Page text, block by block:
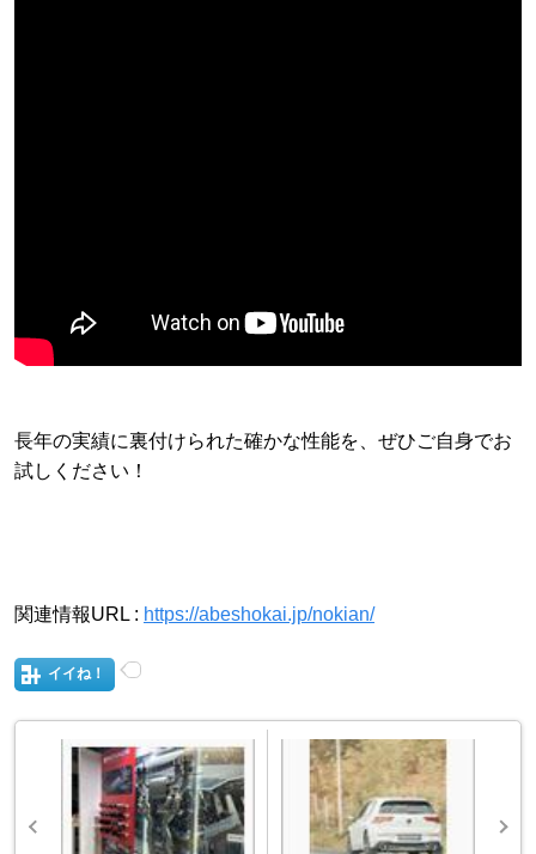
長年の実績に裏付けられた確かな性能を、ぜひご自身でお
試しください！
関連情報URL : https://abeshokai.jp/nokian/
イイね！